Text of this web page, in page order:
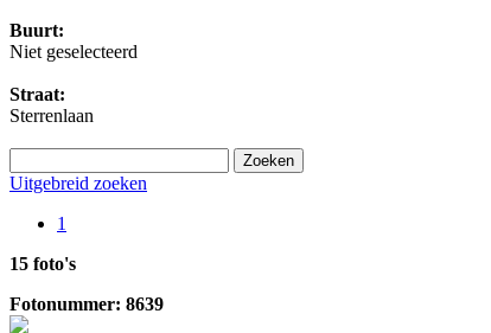
Buurt:
Niet geselecteerd
Straat:
Sterrenlaan
Uitgebreid zoeken
1
15 foto's
Fotonummer: 8639